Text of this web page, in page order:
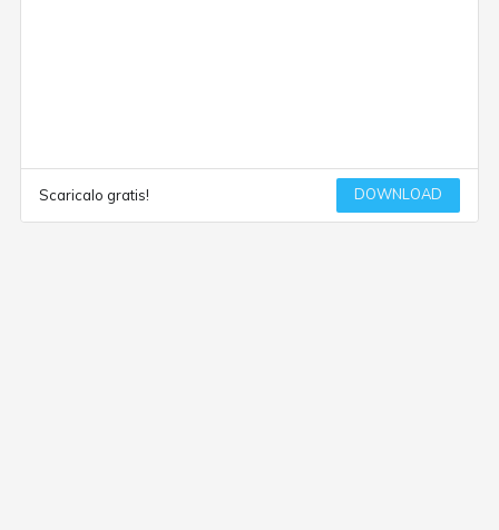
Scaricalo gratis! DOWNLOAD